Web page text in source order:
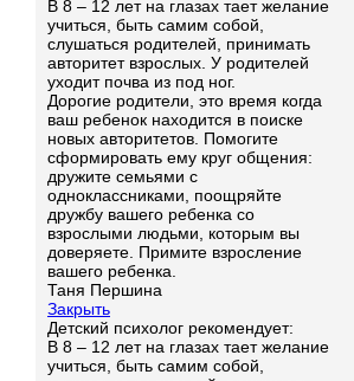
В 8 – 12 лет на глазах тает желание
учиться, быть самим собой,
слушаться родителей, принимать
авторитет взрослых. У родителей
уходит почва из под ног.
Дорогие родители, это время когда
ваш ребенок находится в поиске
новых авторитетов. Помогите
сформировать ему круг общения:
дружите семьями с
одноклассниками, поощряйте
дружбу вашего ребенка со
взрослыми людьми, которым вы
доверяете. Примите взросление
вашего ребенка.
Таня Першина
Закрыть
Детский психолог рекомендует:
В 8 – 12 лет на глазах тает желание
учиться, быть самим собой,